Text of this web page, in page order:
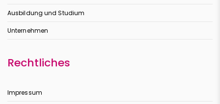
Ausbildung und Studium
Unternehmen
Rechtliches
Impressum